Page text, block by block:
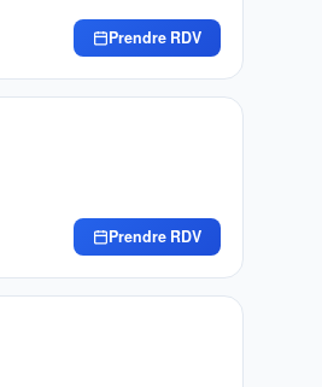
Prendre RDV
Prendre RDV